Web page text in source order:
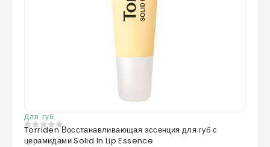
Для губ
0 из 5
Torriden Восстанавливающая эссенция для губ с
церамидами Solid In Lip Essence